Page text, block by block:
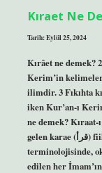
Kıraet Ne
Tarih: Eylül 25, 2024
Kırâet ne demek?
Kerim’in
ilimdir. 3 Fıkıhta
iken Kur’an-ı
ne demek? Kıraat-
gelen karae (قرأ) fiilinin bir Semai infinitive’idir. Kur’an
terminolojisinde,
edilen her